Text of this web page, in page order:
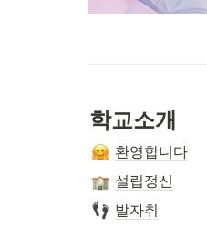
학교소개
환영합니다
설립정신
발자취